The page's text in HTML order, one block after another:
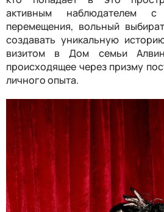
активным наблюдателем
перемещения, вольный
создавать уникальную
визитом в Дом семьи
происходящее через призму
личного опыта.